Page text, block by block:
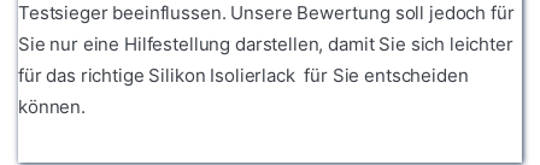
Testsieger beeinflussen. Unsere Bewertung soll jedoch für
Sie nur eine Hilfestellung darstellen, damit Sie sich leichter
für das richtige Silikon Isolierlack für Sie entscheiden
können.